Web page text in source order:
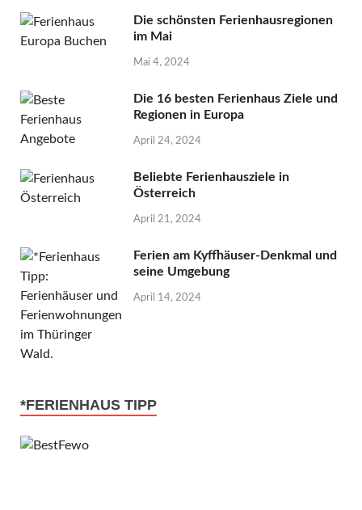
Die schönsten Ferienhausregionen
im Mai
Mai 4, 2024
Die 16 besten Ferienhaus Ziele und
Regionen in Europa
April 24, 2024
Beliebte Ferienhausziele in
Österreich
April 21, 2024
Ferien am Kyffhäuser-Denkmal und
seine Umgebung
April 14, 2024
*FERIENHAUS TIPP